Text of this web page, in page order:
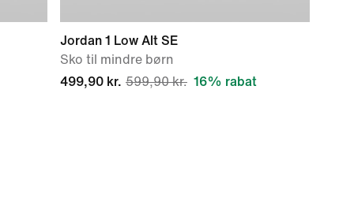
Jordan 1 Low Alt SE
Sko til mindre børn
499,90 kr. 599,90 kr. 16% rabat